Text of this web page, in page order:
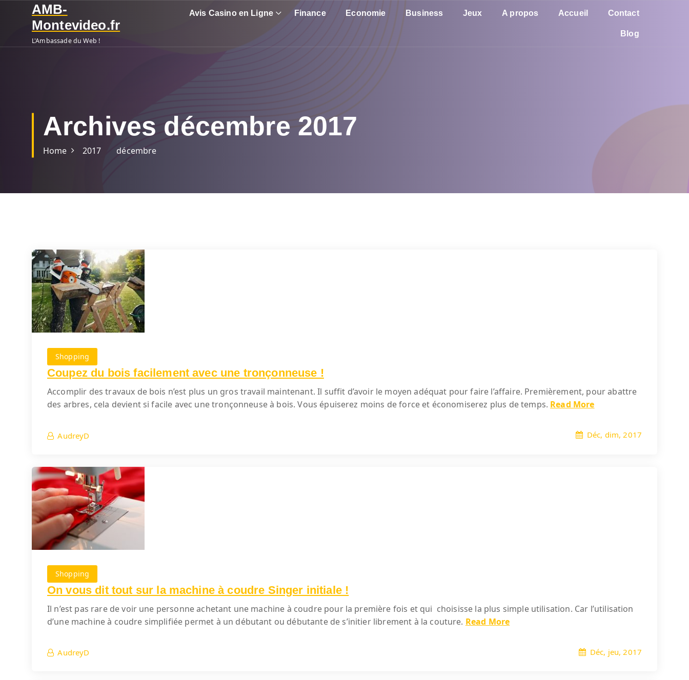
p
AMB-
Montevideo.fr
L'Ambassade du Web !
Avis Casino en Ligne Finance Economie Business Jeux A propos Accueil Contact
Blog
Archives décembre 2017
Home 2017 décembre
Shopping
Coupez du bois facilement avec une tronçonneuse !
Accomplir des travaux de bois n’est plus un gros travail maintenant. Il suffit d’avoir le moyen adéquat pour faire l’affaire. Premièrement, pour abattre
des arbres, cela devient si facile avec une tronçonneuse à bois. Vous épuiserez moins de force et économiserez plus de temps. Read More
AudreyD Déc, dim, 2017
Shopping
On vous dit tout sur la machine à coudre Singer initiale !
Il n’est pas rare de voir une personne achetant une machine à coudre pour la première fois et qui choisisse la plus simple utilisation. Car l’utilisation
d’une machine à coudre simplifiée permet à un débutant ou débutante de s’initier librement à la couture. Read More
AudreyD Déc, jeu, 2017